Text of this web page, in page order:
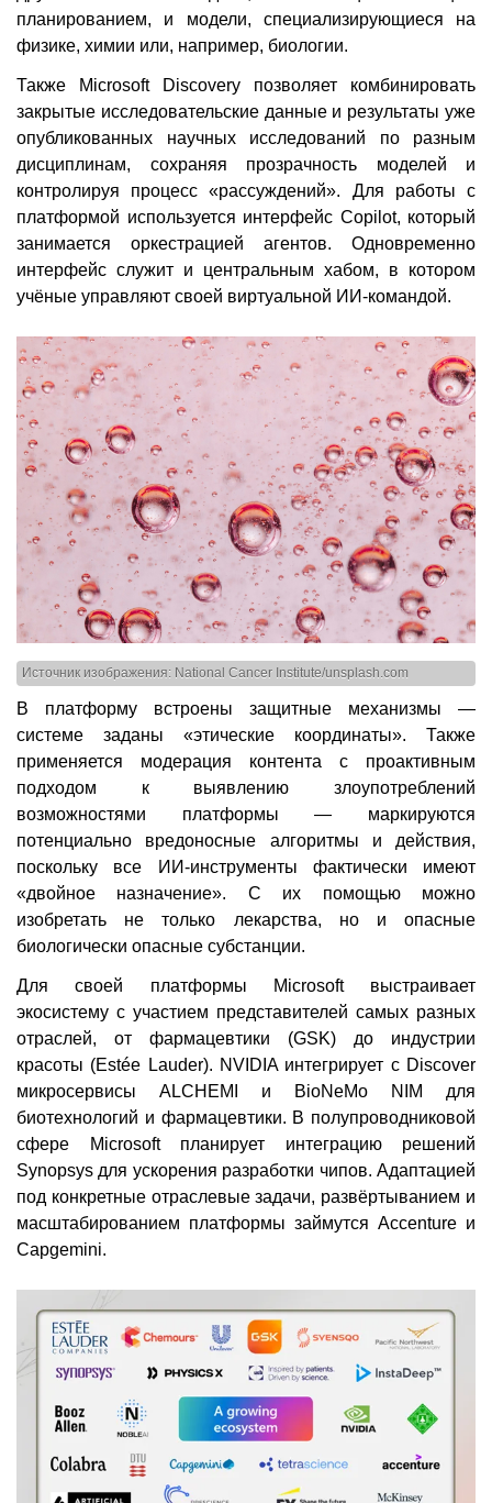
планированием, и модели, специализирующиеся на
физике, химии или, например, биологии.
Также Microsoft Discovery позволяет комбинировать
закрытые исследовательские данные и результаты уже
опубликованных научных исследований по разным
дисциплинам, сохраняя прозрачность моделей и
контролируя процесс «рассуждений». Для работы с
платформой используется интерфейс Copilot, который
занимается оркестрацией агентов. Одновременно
интерфейс служит и центральным хабом, в котором
учёные управляют своей виртуальной ИИ-командой.
Источник изображения: National Cancer Institute/unsplash.com
В платформу встроены защитные механизмы —
системе заданы «этические координаты». Также
применяется модерация контента с проактивным
подходом к выявлению злоупотреблений
возможностями платформы — маркируются
потенциально вредоносные алгоритмы и действия,
поскольку все ИИ-инструменты фактически имеют
«двойное назначение». С их помощью можно
изобретать не только лекарства, но и опасные
биологически опасные субстанции.
Для своей платформы Microsoft выстраивает
экосистему с участием представителей самых разных
отраслей, от фармацевтики (GSK) до индустрии
красоты (Estée Lauder). NVIDIA интегрирует с Discover
микросервисы ALCHEMI и BioNeMo NIM для
биотехнологий и фармацевтики. В полупроводниковой
сфере Microsoft планирует интеграцию решений
Synopsys для ускорения разработки чипов. Адаптацией
под конкретные отраслевые задачи, развёртыванием и
масштабированием платформы займутся Accenture и
Capgemini.